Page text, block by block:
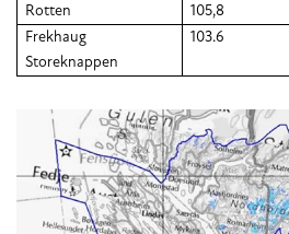
Rotten
105,8
Frekhaug
Storeknappen
103.6